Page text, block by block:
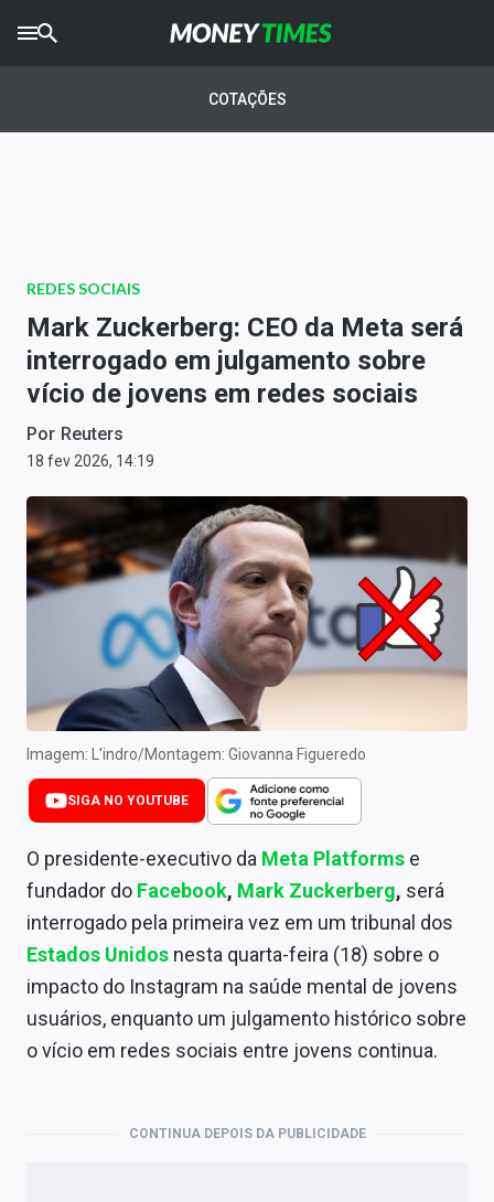
AGROTIMES
Newsletters
Money Trader
Anuncie
Últimas Notícias
Newsletters
Cotações
Comprar ou vender?
Carteiras Recomendadas
Central de Dividendos
Central de Fundos Imobiliários
Central dos IPOs
Renda Fixa
Finanças Pessoais
Mercados
Economia
Empresas
COTAÇÕES
REDES SOCIAIS
Mark Zuckerberg: CEO da Meta será
interrogado em julgamento sobre
vício de jovens em redes sociais
Por Reuters
18 fev 2026, 14:19
Imagem: L'indro/Montagem: Giovanna Figueredo
SIGA NO YOUTUBE
O presidente-executivo da Meta Platforms e
fundador do Facebook, Mark Zuckerberg, será
interrogado pela primeira vez em um tribunal dos
Estados Unidos nesta quarta-feira (18) sobre o
impacto do Instagram na saúde mental de jovens
usuários, enquanto um julgamento histórico sobre
o vício em redes sociais entre jovens continua.
CONTINUA DEPOIS DA PUBLICIDADE